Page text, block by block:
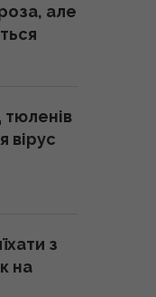
але
вірус
з
на